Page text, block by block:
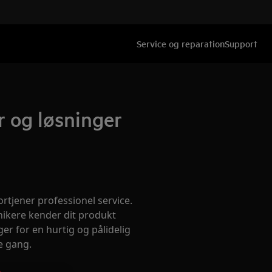
Service og reparationSupport
og løsninger
professionel service.
kender dit produkt
for en hurtig og pålidelig
gang.